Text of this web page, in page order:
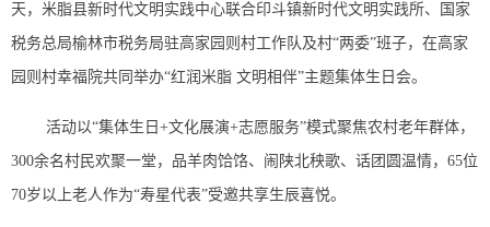
天，米脂县新时代文明实践中心联合印斗镇新时代文明实践所、国家
税务总局榆林市税务局驻高家园则村工作队及村“两委”班子，在高家
园则村幸福院共同举办“红润米脂 文明相伴”主题集体生日会。
活动以“集体生日+文化展演+志愿服务”模式聚焦农村老年群体，
300余名村民欢聚一堂，品羊肉饸饹、闹陕北秧歌、话团圆温情，65位
70岁以上老人作为“寿星代表”受邀共享生辰喜悦。